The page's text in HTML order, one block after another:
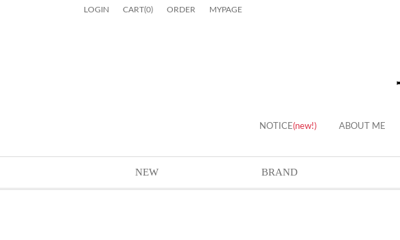
LOGIN CART(0) ORDER MYPAGE
NOTICE(new!) ABOUT ME
NEW BRAND